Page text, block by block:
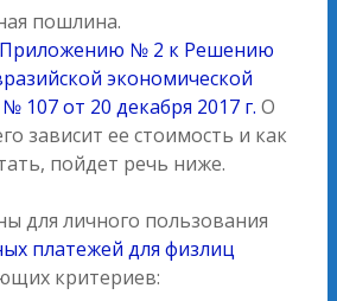
пошлина.
Приложению № 2 к Решению
экономической
107 от 20 декабря 2017 г. О
зависит ее стоимость и как
пойдет речь ниже.
для личного пользования
платежей для физлиц
критериев: